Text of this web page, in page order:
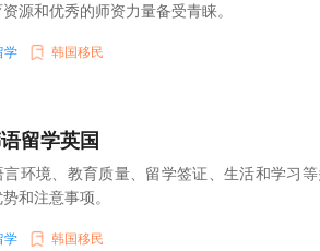
源和优秀的师资力量备受青睐。
学 韩国移民
留学英国
言环境、教育质量、留学签证、生活和学习
和注意事项。
学 韩国移民